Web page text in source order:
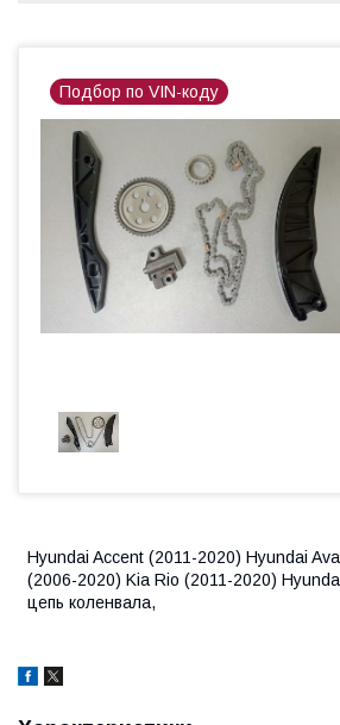
Подбор по VIN-коду
Hyundai Accent (2011-2020) Hyundai
(2006-2020) Kia Rio (2011-2020)
цепь коленвала,